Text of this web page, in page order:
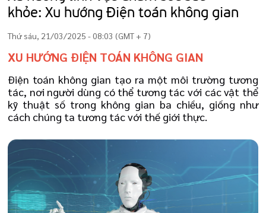
khỏe: Xu hướng Điện toán không gian
Thứ sáu, 21/03/2025 - 08:03 (GMT + 7)
XU HƯỚNG ĐIỆN TOÁN KHÔNG GIAN
Điện toán không gian tạo ra một môi trường tương
tác, nơi người dùng có thể tương tác với các vật thể
kỹ thuật số trong không gian ba chiều, giống như
cách chúng ta tương tác với thế giới thực.